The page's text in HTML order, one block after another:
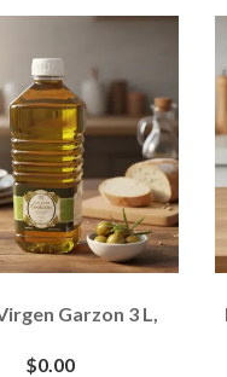
Garzon 3 L,
$0.00